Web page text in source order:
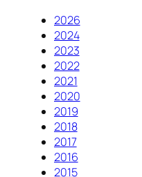
2026
2024
2023
2022
2021
2020
2019
2018
2017
2016
2015